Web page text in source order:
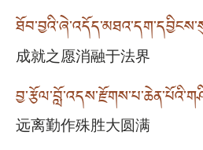
成就之愿消融于法界
远离勤作殊胜大圆满